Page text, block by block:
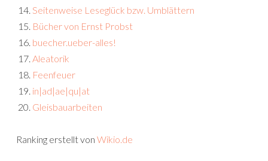
Seitenweise Leseglück bzw. Umblättern
Bücher von Ernst Probst
buecher.ueber-alles!
Aleatorik
Feenfeuer
in|ad|ae|qu|at
Gleisbauarbeiten
Ranking erstellt von Wikio.de